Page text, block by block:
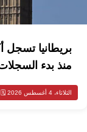
بريطانيا تسجل
منذ بدء السجلات
الثلاثاء، 4 أغسطس 2026 🗓️